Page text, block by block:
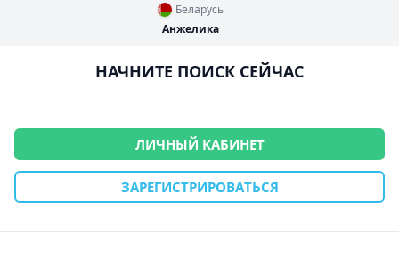
Беларусь
Анжелика
НАЧНИТЕ ПОИСК СЕЙЧАС
ЛИЧНЫЙ КАБИНЕТ
ЗАРЕГИСТРИРОВАТЬСЯ